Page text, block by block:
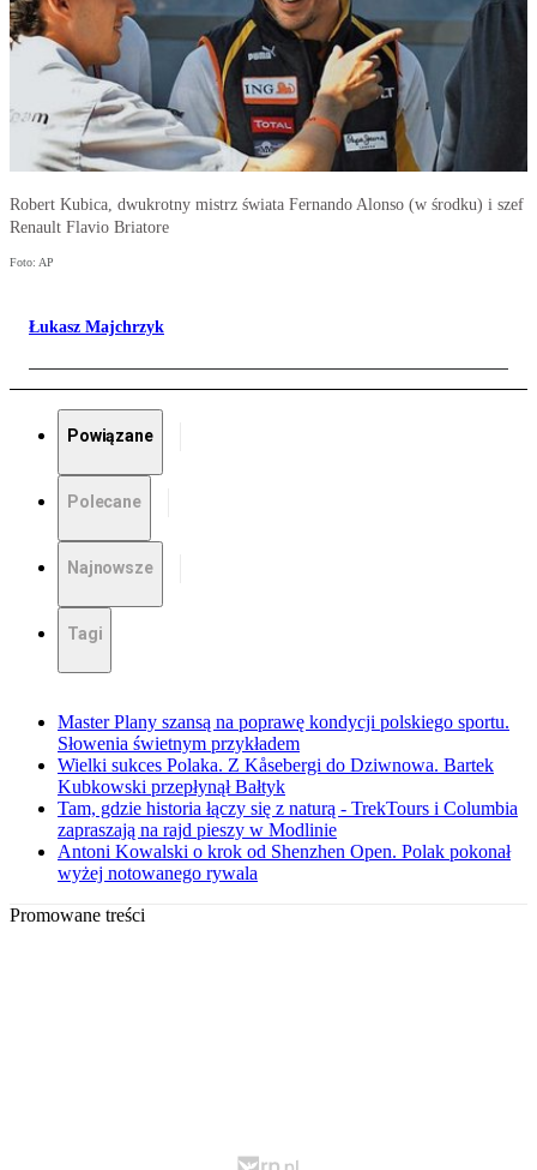
Robert Kubica, dwukrotny mistrz świata Fernando Alonso (w środku) i szef
Renault Flavio Briatore
Foto: AP
Łukasz Majchrzyk
Powiązane
Polecane
Najnowsze
Tagi
Master Plany szansą na poprawę kondycji polskiego sportu.
Słowenia świetnym przykładem
Wielki sukces Polaka. Z Kåsebergi do Dziwnowa. Bartek
Kubkowski przepłynął Bałtyk
Tam, gdzie historia łączy się z naturą - TrekTours i Columbia
zapraszają na rajd pieszy w Modlinie
Antoni Kowalski o krok od Shenzhen Open. Polak pokonał
wyżej notowanego rywala
Promowane treści